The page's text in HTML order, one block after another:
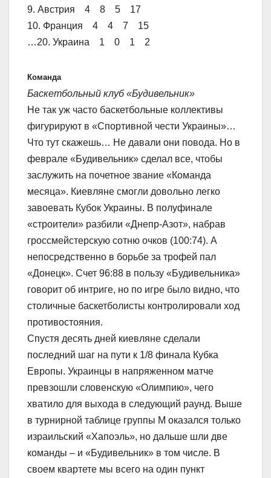
9. Австрия 4 8 5 17
10. Франция 4 4 7 15
…20. Украина 1 0 1 2
Команда
Баскетбольный клуб «Будивельник»
Не так уж часто баскетбольные коллективы
фигурируют в «Спортивной чести Украины»…
Что тут скажешь… Не давали они повода. Но в
феврале «Будивельник» сделал все, чтобы
заслужить на почетное звание «Команда
месяца». Киевляне смогли довольно легко
завоевать Кубок Украины. В полуфинале
«строители» разбили «Днепр-Азот», набрав
гроссмейстерскую сотню очков (100:74). А
непосредственно в борьбе за трофей пал
«Донецк». Счет 96:88 в пользу «Будивельника»
говорит об интриге, но по игре было видно, что
столичные баскетболисты контролировали ход
противостояния.
Спустя десять дней киевляне сделали
последний шаг на пути к 1/8 финала Кубка
Европы. Украинцы в напряженном матче
превзошли словенскую «Олимпию», чего
хватило для выхода в следующий раунд. Выше
в турнирной таблице группы М оказался только
израильский «Хапоэль», но дальше шли две
команды – и «Будивельник» в том числе. В
своем квартете мы всего на один пункт